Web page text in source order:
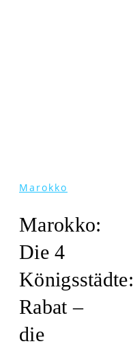
Marokko
Marokko:
Die 4
Königsstädte:
Rabat –
die